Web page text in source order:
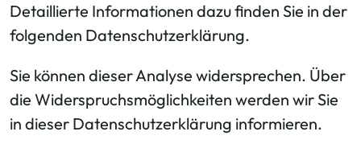
Detaillierte Informationen dazu finden Sie in der
folgenden Datenschutzerklärung.
Sie können dieser Analyse widersprechen. Über
die Widerspruchsmöglichkeiten werden wir Sie
in dieser Datenschutzerklärung informieren.